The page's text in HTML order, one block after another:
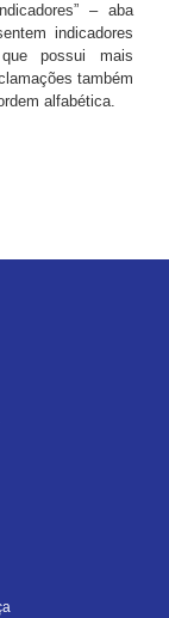
– aba
indicadores
possui mais
também
alfabética.